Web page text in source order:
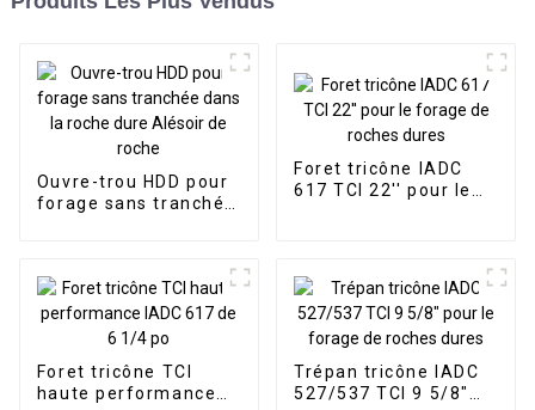
Ouvre-trou HDD pour
forage sans tranchée
Foret tricône IADC
617 TCI 22'' pour le
Foret tricône TCI
haute performance
Trépan tricône IADC
527/537 TCI 9 5/8"